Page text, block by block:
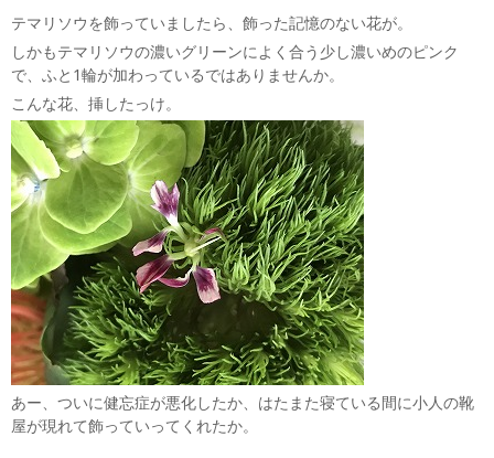
テマリソウを飾っていましたら、飾った記憶のない花が。
しかもテマリソウの濃いグリーンによく合う少し濃いめのピンク
で、ふと1輪が加わっているではありませんか。
こんな花、挿したっけ。
あー、ついに健忘症が悪化したか、はたまた寝ている間に小人の靴
屋が現れて飾っていってくれたか。